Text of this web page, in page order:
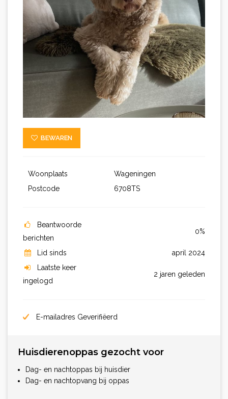
BEWAREN
Woonplaats
Wageningen
Postcode
6708TS
Beantwoorde
berichten
0%
Lid sinds
april 2024
Laatste keer
ingelogd
2 jaren geleden
E-mailadres Geverifiëerd
Huisdierenoppas gezocht voor
Dag- en nachtoppas bij huisdier
Dag- en nachtopvang bij oppas